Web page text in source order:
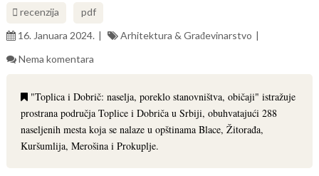
recenzija
pdf
16. Januara 2024.
Arhitektura & Građevinarstvo
Nema komentara
"Toplica i Dobrič: naselja, poreklo stanovništva, običaji" istražuje
prostrana područja Toplice i Dobriča u Srbiji, obuhvatajući 288
naseljenih mesta koja se nalaze u opštinama Blace, Žitorađa,
Kuršumlija, Merošina i Prokuplje.